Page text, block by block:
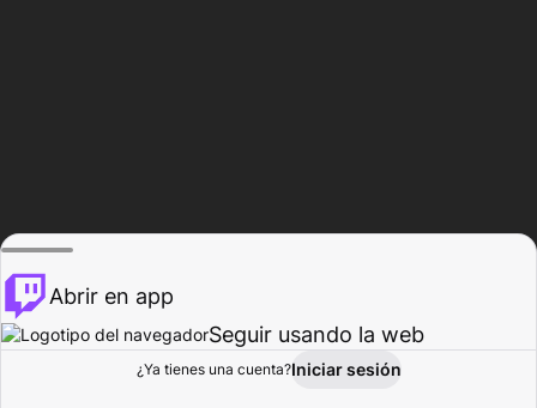
Explorar Actividad
Abrir en app
Seguir usando la web
¿Ya tienes una cuenta?Iniciar sesión